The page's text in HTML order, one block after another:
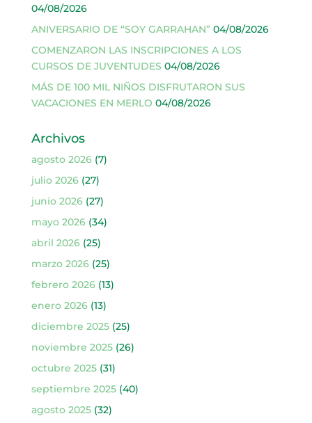
04/08/2026
ANIVERSARIO DE “SOY GARRAHAN” 04/08/2026
COMENZARON LAS INSCRIPCIONES A LOS
CURSOS DE JUVENTUDES 04/08/2026
MÁS DE 100 MIL NIÑOS DISFRUTARON SUS
VACACIONES EN MERLO 04/08/2026
Archivos
agosto 2026(7)
julio 2026(27)
junio 2026(27)
mayo 2026(34)
abril 2026(25)
marzo 2026(25)
febrero 2026(13)
enero 2026(13)
diciembre 2025(25)
noviembre 2025(26)
octubre 2025(31)
septiembre 2025(40)
agosto 2025(32)